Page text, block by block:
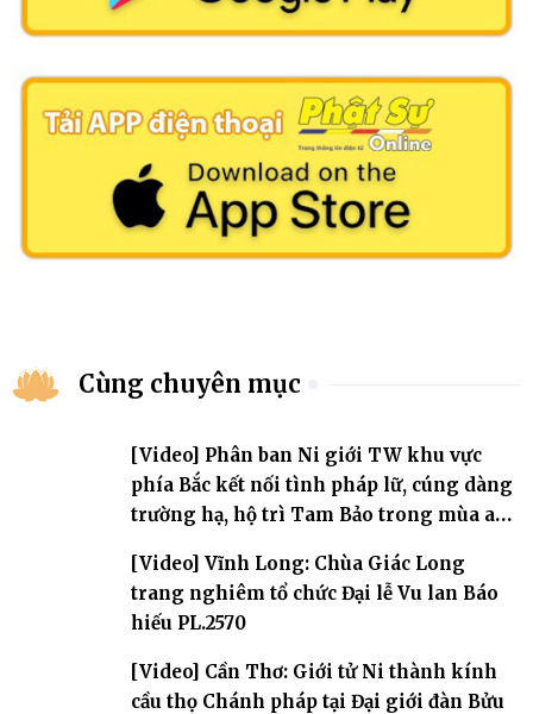
Cùng chuyên mục
[Video] Phân ban Ni giới TW khu vực
phía Bắc kết nối tình pháp lữ, cúng dàng
trường hạ, hộ trì Tam Bảo trong mùa an
[Video] Vĩnh Long: Chùa Giác Long
trang nghiêm tổ chức Đại lễ Vu lan Báo
hiếu PL.2570
[Video] Cần Thơ: Giới tử Ni thành kính
cầu thọ Chánh pháp tại Đại giới đàn Bửu